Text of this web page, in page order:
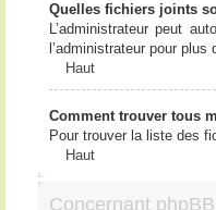
Quelles fichiers joints
L’administrateur peut
l’administrateur pour plus
Haut
Comment trouver tous
Pour trouver la liste des
Haut
Concernant